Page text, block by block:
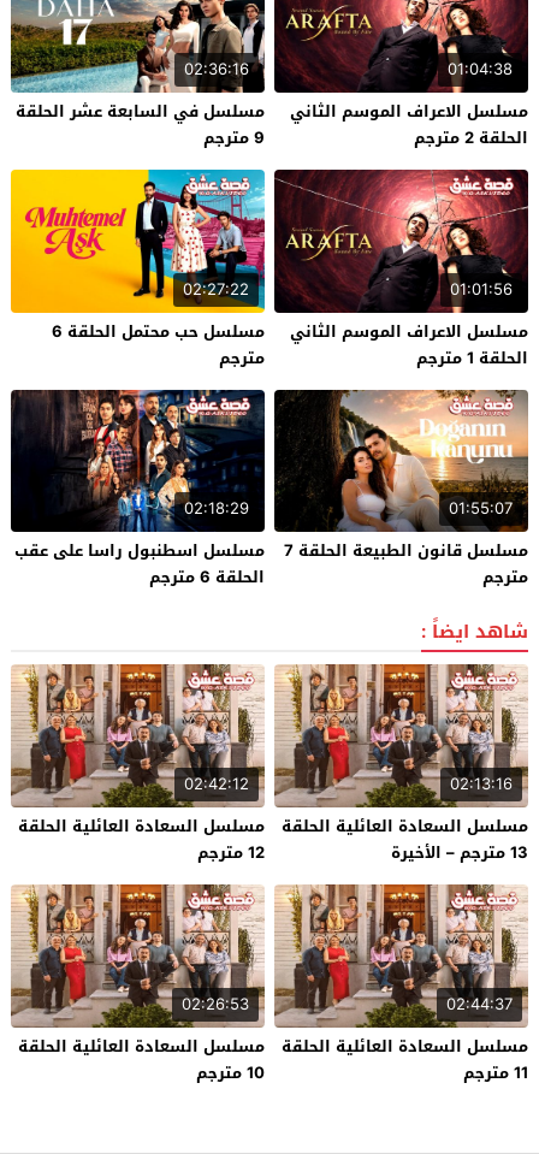
01:04:38
مسلسل الاعراف الموسم الثاني
الحلقة 2 مترجم
02:36:16
مسلسل في السابعة عشر الحلقة
9 مترجم
01:01:56
مسلسل الاعراف الموسم الثاني
الحلقة 1 مترجم
02:27:22
مسلسل حب محتمل الحلقة 6
مترجم
01:55:07
مسلسل قانون الطبيعة الحلقة 7
مترجم
02:18:29
مسلسل اسطنبول راسا على عقب
الحلقة 6 مترجم
شاهد ايضاً :
02:13:16
مسلسل السعادة العائلية الحلقة
13 مترجم – الأخيرة
02:42:12
مسلسل السعادة العائلية الحلقة
12 مترجم
02:44:37
مسلسل السعادة العائلية الحلقة
11 مترجم
02:26:53
مسلسل السعادة العائلية الحلقة
10 مترجم